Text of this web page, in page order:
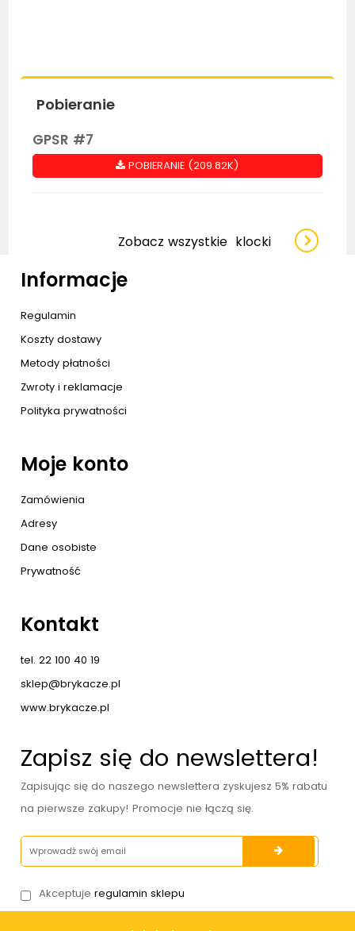
Pobieranie
GPSR #7
POBIERANIE (209.82K)
Zobacz wszystkie klocki
Informacje
Regulamin
Koszty dostawy
Metody płatności
Zwroty i reklamacje
Polityka prywatności
Moje konto
Zamówienia
Adresy
Dane osobiste
Prywatność
Kontakt
tel. 22 100 40 19
sklep@brykacze.pl
www.brykacze.pl
Zapisz się do newslettera!
Zapisując się do naszego newslettera zyskujesz 5% rabatu
na pierwsze zakupy! Promocje nie łączą się.
Akceptujeregulamin sklepu